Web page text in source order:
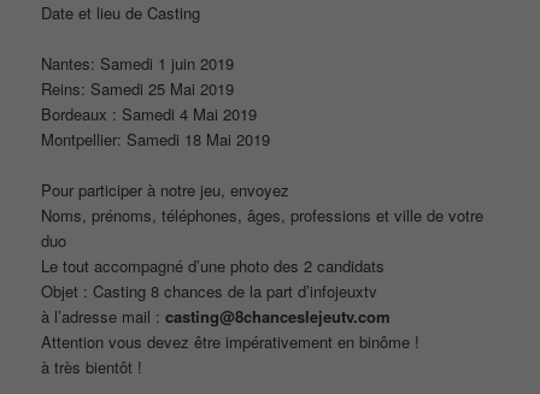
Date et lieu de Casting
Nantes: Samedi 1 juin 2019
Reins: Samedi 25 Mai 2019
Bordeaux : Samedi 4 Mai 2019
Montpellier: Samedi 18 Mai 2019
Pour participer à notre jeu, envoyez
Noms, prénoms, téléphones, âges, professions et ville de votre
duo
Le tout accompagné d’une photo des 2 candidats
Objet : Casting 8 chances de la part d’infojeuxtv
à l’adresse mail :casting@8chanceslejeutv.com
Attention vous devez être impérativement en binôme !
à très bientôt !